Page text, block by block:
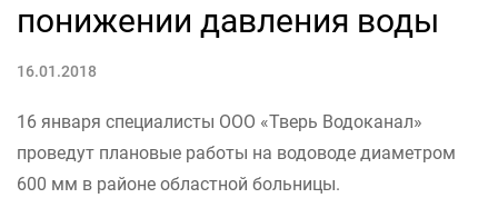
понижении давления воды
16.01.2018
16 января специалисты ООО «Тверь Водоканал»
проведут плановые работы на водоводе диаметром
600 мм в районе областной больницы.